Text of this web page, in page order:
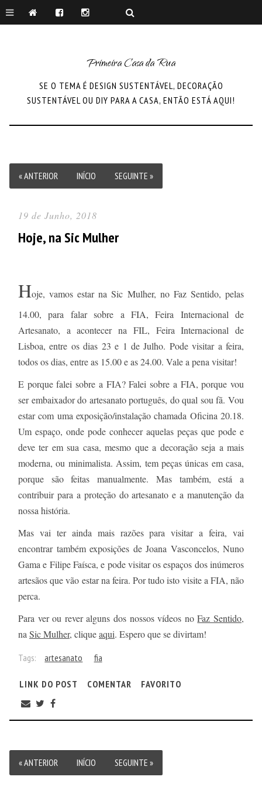
Primeira Casa da Rua
SE O TEMA É DESIGN SUSTENTÁVEL, DECORAÇÃO
SUSTENTÁVEL OU DIY PARA A CASA, ENTÃO ESTÁ AQUI!
« ANTERIOR INÍCIO SEGUINTE »
19 de Junho, 2018
Hoje, na Sic Mulher
Hoje, vamos estar na Sic Mulher, no Faz Sentido, pelas
14.00, para falar sobre a FIA, Feira Internacional de
Artesanato, a acontecer na FIL, Feira Internacional de
Lisboa, entre os dias 23 e 1 de Julho. Pode visitar a feira,
todos os dias, entre as 15.00 e as 24.00. Vale a pena visitar!
E porque falei sobre a FIA? Falei sobre a FIA, porque vou
ser embaixador do artesanato português, do qual sou fã. Vou
estar com uma exposição/instalação chamada Oficina 20.18.
Um espaço, onde pode conhecer aquelas peças que pode e
deve ter em sua casa, mesmo que a decoração seja a mais
moderna, ou minimalista. Assim, tem peças únicas em casa,
porque são feitas manualmente. Mas também, está a
contribuir para a proteção do artesanato e a manutenção da
nossa história.
Mas vai ter ainda mais razões para visitar a feira, vai
encontrar também exposições de Joana Vasconcelos, Nuno
Gama e Filipe Faísca, e pode visitar os espaços dos inúmeros
artesãos que vão estar na feira. Por tudo isto visite a FIA, não
perca.
Para ver ou rever alguns dos nossos vídeos noFaz Sentido,
naSic Mulher, cliqueaqui. Espero que se divirtam!
Tags: artesanato fia
LINK DO POST COMENTAR FAVORITO
« ANTERIOR INÍCIO SEGUINTE »